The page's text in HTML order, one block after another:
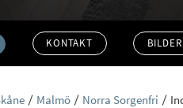
KONTAKT BILDER
Malmö Norra Sorgenfri